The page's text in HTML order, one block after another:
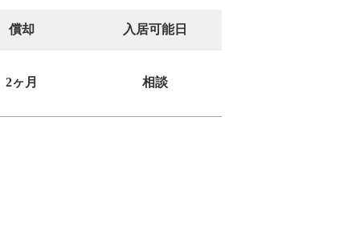
償却 入居可能日
2ヶ月 相談